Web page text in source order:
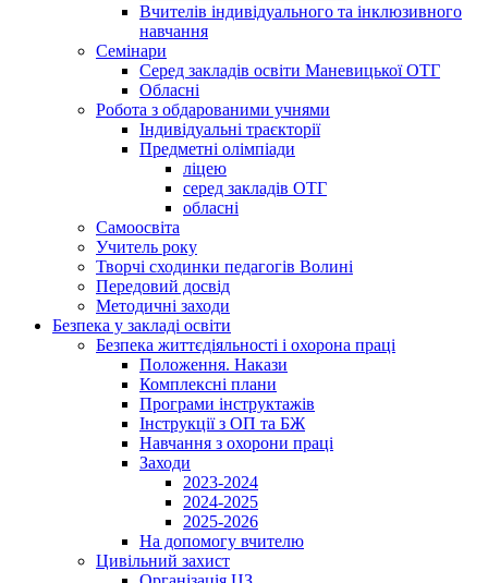
Вчителів індивідуального та інклюзивного
навчання
Семінари
Серед закладів освіти Маневицької ОТГ
Обласні
Робота з обдарованими учнями
Індивідуальні траєкторії
Предметні олімпіади
ліцею
серед закладів ОТГ
обласні
Самоосвіта
Учитель року
Творчі сходинки педагогів Волині
Передовий досвід
Методичні заходи
Безпека у закладі освіти
Безпека життєдіяльності і охорона праці
Положення. Накази
Комплексні плани
Програми інструктажів
Інструкції з ОП та БЖ
Навчання з охорони праці
Заходи
2023-2024
2024-2025
2025-2026
На допомогу вчителю
Цивільний захист